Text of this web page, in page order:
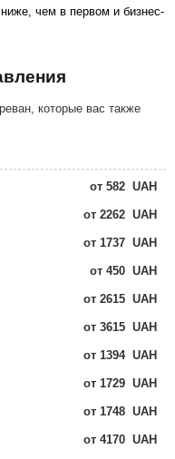
чем в первом и бизнес-
которые вас также
от 582 UAH
от 2262 UAH
от 1737 UAH
от 450 UAH
от 2615 UAH
от 3615 UAH
от 1394 UAH
от 1729 UAH
от 1748 UAH
от 4170 UAH